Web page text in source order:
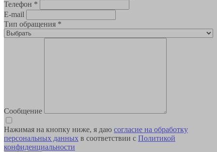
Телефон *
E-mail
Тип обращения *
Сообщение
Нажимая на кнопку ниже, я даю согласие на обработку
персональных данных в соответствии с Политикой
конфиденциальности